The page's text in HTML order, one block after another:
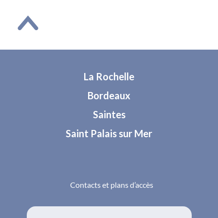
La Rochelle
Bordeaux
Saintes
Saint Palais sur Mer
Contacts et plans d’accès